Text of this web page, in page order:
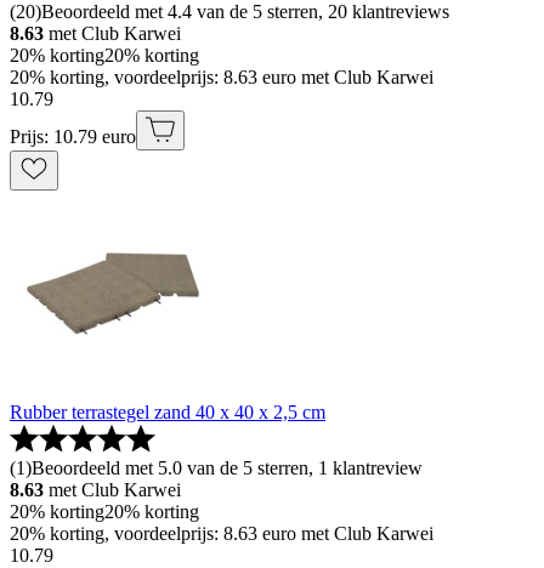
(20)Beoordeeld met 4.4 van de 5 sterren, 20 klantreviews
8.63 met Club Karwei
20% korting20% korting
20% korting, voordeelprijs: 8.63 euro met Club Karwei
10.79
Prijs: 10.79 euro
Rubber terrastegel zand 40 x 40 x 2,5 cm
(1)Beoordeeld met 5.0 van de 5 sterren, 1 klantreview
8.63 met Club Karwei
20% korting20% korting
20% korting, voordeelprijs: 8.63 euro met Club Karwei
10.79